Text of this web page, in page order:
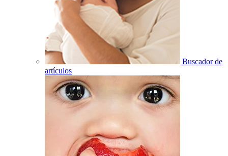
Buscador de
artículos